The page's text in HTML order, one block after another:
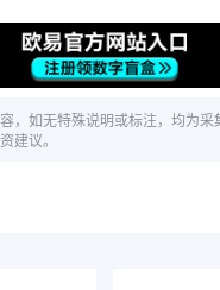
，如无特殊说明或标注，均为采
建议。